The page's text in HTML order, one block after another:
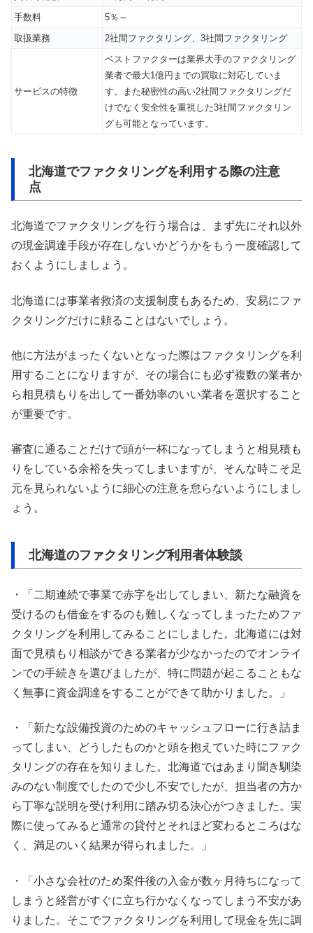
手数料
5％～
取扱業務
2社間ファクタリング、3社間ファクタリング
サービスの特徴
ベストファクターは業界大手のファクタリング
業者で最大1億円までの買取に対応していま
す。また秘密性の高い2社間ファクタリングだ
けでなく安全性を重視した3社間ファクタリン
グも可能となっています。
北海道でファクタリングを利用する際の注意
点
北海道でファクタリングを行う場合は、まず先にそれ以外
の現金調達手段が存在しないかどうかをもう一度確認して
おくようにしましょう。
北海道には事業者救済の支援制度もあるため、安易にファ
クタリングだけに頼ることはないでしょう。
他に方法がまったくないとなった際はファクタリングを利
用することになりますが、その場合にも必ず複数の業者か
ら相見積もりを出して一番効率のいい業者を選択すること
が重要です。
審査に通ることだけで頭が一杯になってしまうと相見積も
りをしている余裕を失ってしまいますが、そんな時こそ足
元を見られないように細心の注意を怠らないようにしまし
ょう。
北海道のファクタリング利用者体験談
・「二期連続で事業で赤字を出してしまい、新たな融資を
受けるのも借金をするのも難しくなってしまったためファ
クタリングを利用してみることにしました。北海道には対
面で見積もり相談ができる業者が少なかったのでオンライ
ンでの手続きを選びましたが、特に問題が起こることもな
く無事に資金調達をすることができて助かりました。」
・「新たな設備投資のためのキャッシュフローに行き詰ま
ってしまい、どうしたものかと頭を抱えていた時にファク
タリングの存在を知りました。北海道ではあまり聞き馴染
みのない制度でしたので少し不安でしたが、担当者の方か
ら丁寧な説明を受け利用に踏み切る決心がつきました。実
際に使ってみると通常の貸付とそれほど変わるところはな
く、満足のいく結果が得られました。」
・「小さな会社のため案件後の入金が数ヶ月待ちになって
しまうと経営がすぐに立ち行かなくなってしまう不安があ
りました。そこでファクタリングを利用して現金を先に調